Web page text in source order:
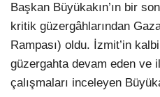
Başkan Büyükakın’ın bir
kritik güzergâhlarından
Rampası) oldu. İzmit’in
güzergahta devam eden ve
çalışmaları inceleyen